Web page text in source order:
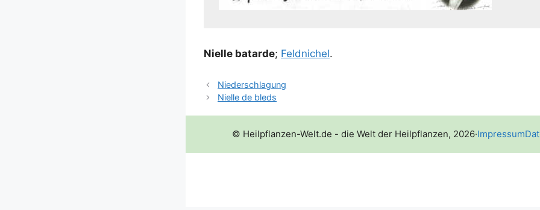
Niel­le batar­de; Feld­ni­chel.
Niederschlagung
Nielle de bleds
© Heilpflanzen-Welt.de - die Welt der Heilpflanzen, 2026·Impressum